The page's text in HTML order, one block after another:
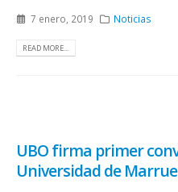
7 enero, 2019 Noticias
READ MORE...
UBO firma primer
Universidad de